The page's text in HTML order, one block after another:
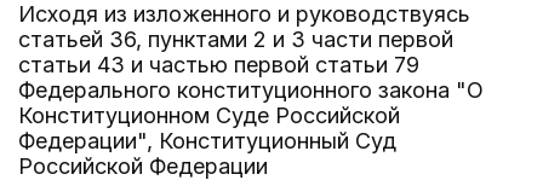
Исходя из изложенного и руководствуясь
статьей 36, пунктами 2 и 3 части первой
статьи 43 и частью первой статьи 79
Федерального конституционного закона "О
Конституционном Суде Российской
Федерации", Конституционный Суд
Российской Федерации